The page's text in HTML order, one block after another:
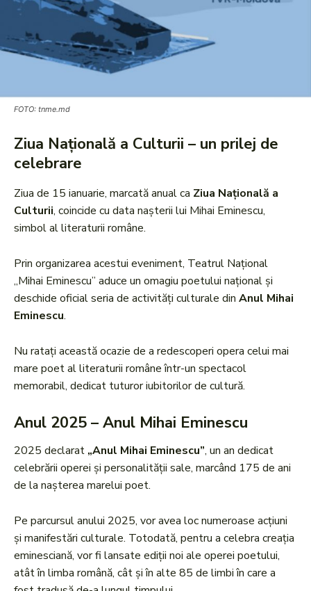
FOTO: tnme.md
Ziua Națională a Culturii – un prilej de
celebrare
Ziua de 15 ianuarie, marcată anual ca Ziua Națională a
Culturii, coincide cu data nașterii lui Mihai Eminescu,
simbol al literaturii române.
Prin organizarea acestui eveniment, Teatrul Național
„Mihai Eminescu” aduce un omagiu poetului național și
deschide oficial seria de activități culturale din Anul Mihai
Eminescu.
Nu ratați această ocazie de a redescoperi opera celui mai
mare poet al literaturii române într-un spectacol
memorabil, dedicat tuturor iubitorilor de cultură.
Anul 2025 – Anul Mihai Eminescu
2025 declarat „Anul Mihai Eminescu”, un an dedicat
celebrării operei și personalității sale, marcând 175 de ani
de la nașterea marelui poet.
Pe parcursul anului 2025, vor avea loc numeroase acțiuni
și manifestări culturale. Totodată, pentru a celebra creația
eminesciană, vor fi lansate ediții noi ale operei poetului,
atât în limba română, cât și în alte 85 de limbi în care a